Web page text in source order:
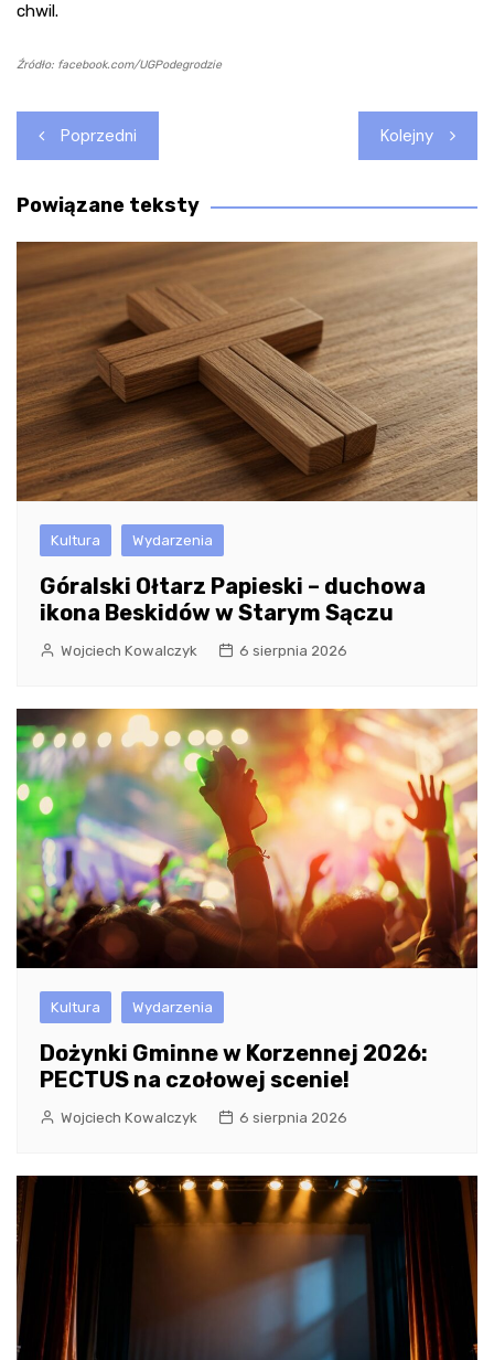
chwil.
Źródło: facebook.com/UGPodegrodzie
Nawigacja
wpisu
Poprzedni Kolejny
Powiązane teksty
Kultura Wydarzenia
Góralski Ołtarz Papieski – duchowa
ikona Beskidów w Starym Sączu
Wojciech Kowalczyk 6 sierpnia 2026
Kultura Wydarzenia
Dożynki Gminne w Korzennej 2026:
PECTUS na czołowej scenie!
Wojciech Kowalczyk 6 sierpnia 2026